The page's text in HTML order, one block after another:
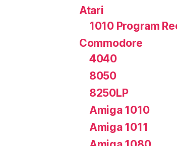
Atari
1010 Program
Commodore
4040
8050
8250LP
Amiga 1010
Amiga 1011